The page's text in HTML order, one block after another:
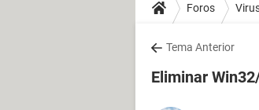
Foros
Tema Anterior
Eliminar